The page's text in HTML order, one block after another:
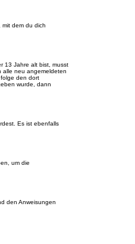
dem du dich
13 Jahre alt bist, musst
alle neu angemeldeten
den dort
wurde, dann
Es ist ebenfalls
um die
den Anweisungen